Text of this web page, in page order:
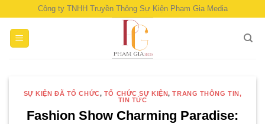
content
Công ty TNHH Truyền Thông Sự Kiện Phạm Gia Media
SỰ KIỆN ĐÃ TỔ CHỨC, TỔ CHỨC SỰ KIỆN,TRANG THÔNG TIN,
TIN TỨC
Fashion Show Charming Paradise: